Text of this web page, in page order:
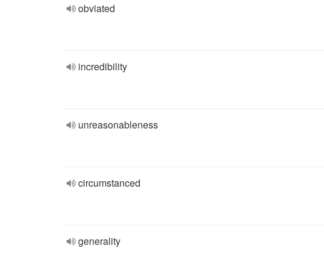
obviated
incredibility
unreasonableness
circumstanced
generality